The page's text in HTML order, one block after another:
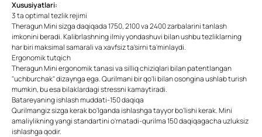
Xususiyatlari:
3 ta optimal tezlik rejimi
Theragun Mini sizga daqiqada 1750, 2100 va 2400 zarbalarini tanlash
imkonini beradi. Kalibrlashning ilmiy yondashuvi bilan ushbu tezliklarning
har biri maksimal samarali va xavfsiz ta'sirni ta'minlaydi.
Ergonomik tutqich
Theragun Mini ergonomik tanasi va silliq chiziqlari bilan patentlangan
"uchburchak" dizaynga ega. Qurilmani bir qo'li bilan osongina ushlab turish
mumkin, bu esa bilaklardagi stressni kamaytiradi.
Batareyaning ishlash muddati-150 daqiqa
Qurilmangiz sizga kerak bo'lganda ishlashga tayyor bo'lishi kerak. Mini
amaliylikning yangi standartini o'rnatadi-qurilma 150 daqiqagacha uzluksiz
ishlashga qodir.